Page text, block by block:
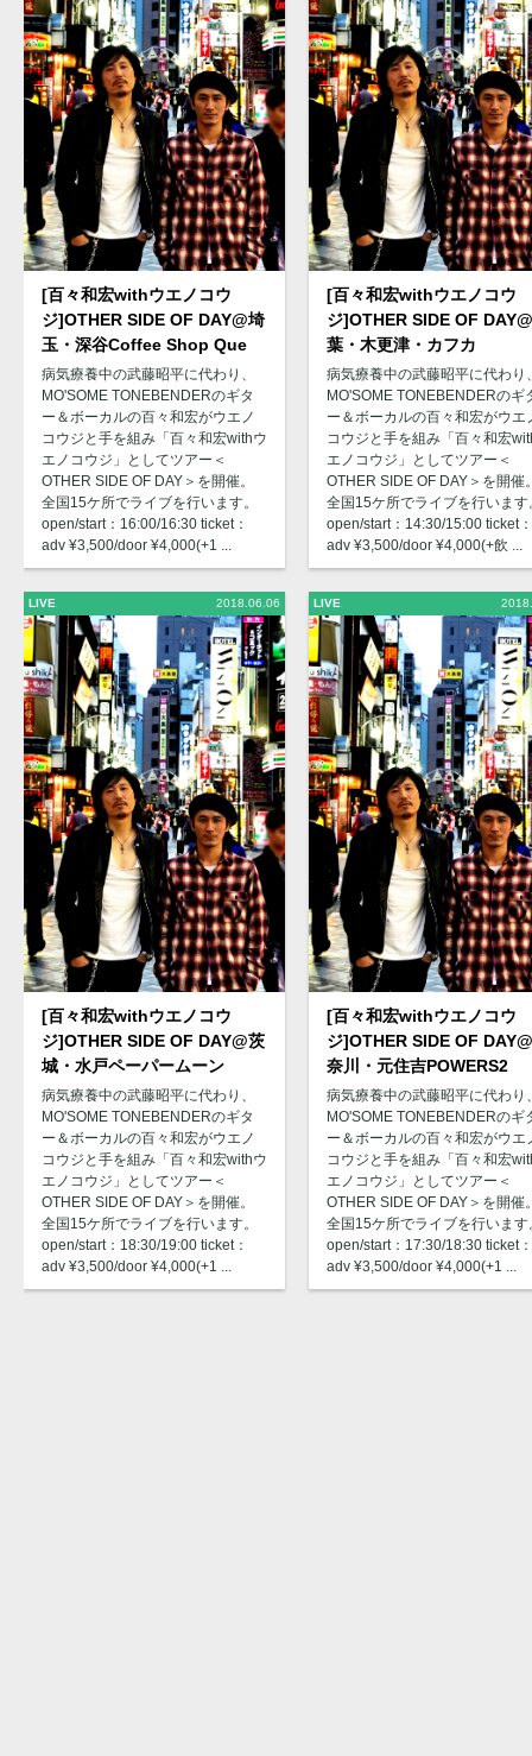
[百々和宏withウエノコウ
ジ]OTHER SIDE OF DAY@埼
玉・深谷Coffee Shop Que
病気療養中の武藤昭平に代わり、
MO'SOME TONEBENDERのギタ
ー＆ボーカルの百々和宏がウエノ
コウジと手を組み「百々和宏withウ
エノコウジ」としてツアー＜
OTHER SIDE OF DAY＞を開催。
全国15ケ所でライブを行います。
open/start：16:00/16:30 ticket：
adv ¥3,500/door ¥4,000(+1 ...
LIVE 2018.06.06
[百々和宏withウエノコウ
ジ]OTHER SIDE OF DAY@茨
城・水戸ペーパームーン
病気療養中の武藤昭平に代わり、
MO'SOME TONEBENDERのギタ
ー＆ボーカルの百々和宏がウエノ
コウジと手を組み「百々和宏withウ
エノコウジ」としてツアー＜
OTHER SIDE OF DAY＞を開催。
全国15ケ所でライブを行います。
open/start：18:30/19:00 ticket：
adv ¥3,500/door ¥4,000(+1 ...
[百々和宏withウエノコウ
ジ]OTHER SIDE OF
葉・木更津・カフカ
病気療養中の武藤昭平に代わり
MO'SOME TONEBENDERのギ
ー＆ボーカルの百々和宏がウエ
コウジと手を組み「百々和宏
エノコウジ」としてツアー＜
OTHER SIDE OF DAY＞を開催
全国15ケ所でライブを行います
open/start：14:30/15:00 ticket：
adv ¥3,500/door ¥4,000(+飲 ...
LIVE
[百々和宏withウエノコウ
ジ]OTHER SIDE OF
奈川・元住吉POWERS2
病気療養中の武藤昭平に代わり
MO'SOME TONEBENDERのギ
ー＆ボーカルの百々和宏がウエ
コウジと手を組み「百々和宏
エノコウジ」としてツアー＜
OTHER SIDE OF DAY＞を開催
全国15ケ所でライブを行います
open/start：17:30/18:30 ticket：
adv ¥3,500/door ¥4,000(+1 ...